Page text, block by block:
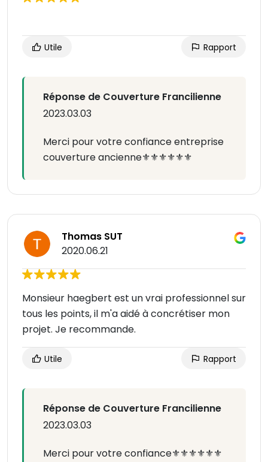
Utile Rapport
Réponse de Couverture Francilienne
2023.03.03
Merci pour votre confiance entreprise
couverture ancienne⚜️⚜️⚜️⚜️⚜️⚜️
Thomas SUT
2020.06.21
Monsieur haegbert est un vrai professionnel sur
tous les points, il m'a aidé à concrétiser mon
projet. Je recommande.
Utile Rapport
Réponse de Couverture Francilienne
2023.03.03
Merci pour votre confiance⚜️⚜️⚜️⚜️⚜️⚜️